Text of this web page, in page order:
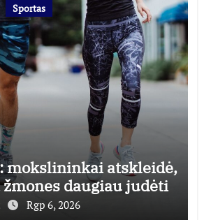
Sportas
mokslininkai atskleidė,
daugiau judėti
Rgp 6, 2026